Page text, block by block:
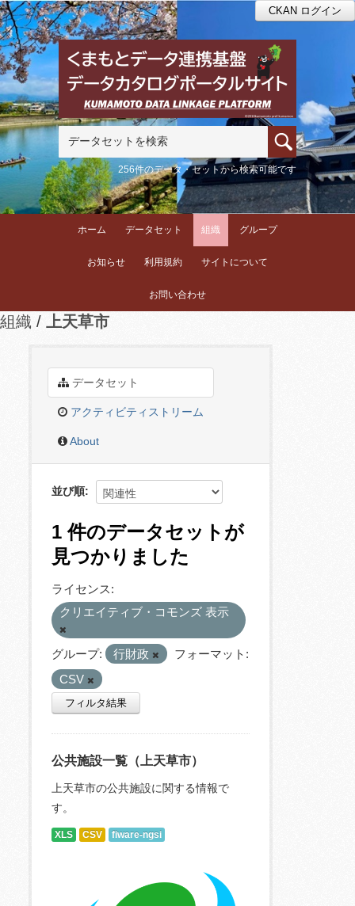
CKAN ログイン
256件のデータ・セットから検索可能です
ホーム データセット 組織 グループ
お知らせ 利用規約 サイトについて
お問い合わせ
組織 上天草市
データセット
アクティビティストリーム
About
並び順
1 件のデータセットが
見つかりました
ライセンス:
クリエイティブ・コモンズ 表示
グループ: 行財政
フォーマット:
CSV
フィルタ結果
公共施設一覧（上天草市）
上天草市の公共施設に関する情報で
す。
XLS CSV fiware-ngsi